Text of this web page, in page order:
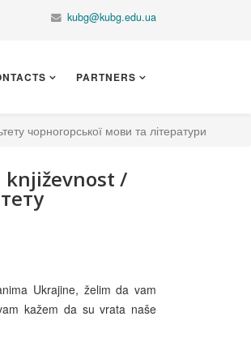
kubg@kubg.edu.ua
PARTNERS
чорногорської мови та літератури
književnost /
Ukrajine, želim da vam
kažem da su vrata naše